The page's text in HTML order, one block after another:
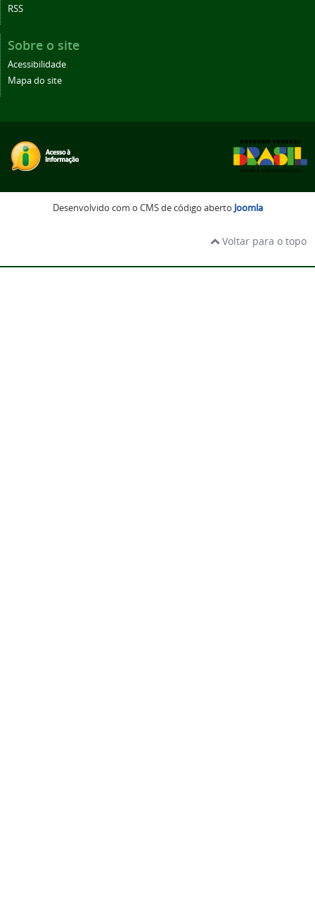
RSS
Sobre o site
Acessibilidade
Mapa do site
Desenvolvido com o CMS de código aberto Joomla
Voltar para o topo